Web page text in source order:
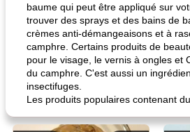
baume qui peut être appliqué sur
trouver des sprays et des bains de
crèmes anti-démangeaisons et à
camphre. Certains produits de
pour le visage, le vernis à ongles et
du camphre. C'est aussi un
insectifuges.
Les produits populaires contenant